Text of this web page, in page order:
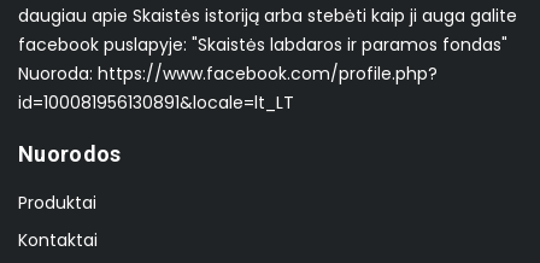
daugiau apie Skaistės istoriją arba stebėti kaip ji auga galite
facebook puslapyje: "Skaistės labdaros ir paramos fondas"
Nuoroda: https://www.facebook.com/profile.php?
id=100081956130891&locale=lt_LT
Nuorodos
Produktai
Kontaktai